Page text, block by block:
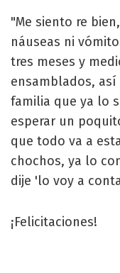
"Me siento re
náuseas ni
tres meses y
ensamblados,
familia que ya lo
esperar un
que todo va a
chochos, ya lo
dije 'lo voy a
¡Felicitaciones!